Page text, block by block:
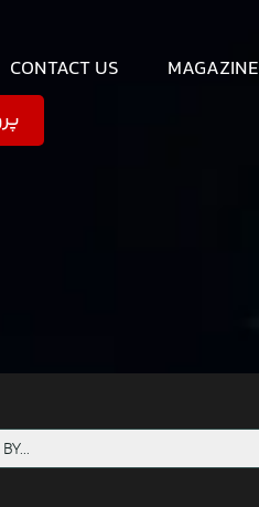
CONTACT US
MAGAZINE